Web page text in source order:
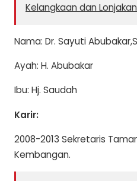
Kelangkaan dan
Nama: Dr. Sayuti
Ayah: H. Abubakar
Ibu: Hj. Saudah
Karir:
2008-2013 Sekretaris
Kembangan.